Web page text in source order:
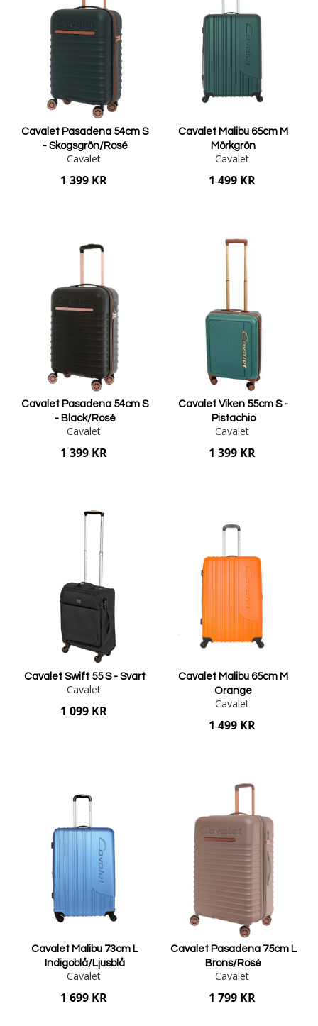
Cavalet Pasadena 54cm S
- Skogsgrön/Rosé
Cavalet
1 399 KR
Cavalet Malibu 65cm M
Mörkgrön
Cavalet
1 499 KR
Cavalet Pasadena 54cm S
- Black/Rosé
Cavalet
1 399 KR
Cavalet Viken 55cm S -
Pistachio
Cavalet
1 399 KR
Cavalet Swift 55 S - Svart
Cavalet
1 099 KR
Cavalet Malibu 65cm M
Orange
Cavalet
1 499 KR
Cavalet Malibu 73cm L
Indigoblå/Ljusblå
Cavalet
1 699 KR
Cavalet Pasadena 75cm L
Brons/Rosé
Cavalet
1 799 KR